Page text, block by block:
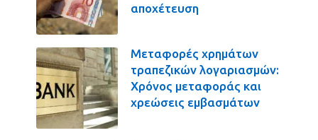
αποχέτευση
Μεταφορές χρημάτων
τραπεζικών λογαριασμών:
Χρόνος μεταφοράς και
χρεώσεις εμβασμάτων